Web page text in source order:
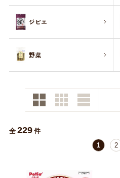
ジビエ
野菜
全 229 件
1
2